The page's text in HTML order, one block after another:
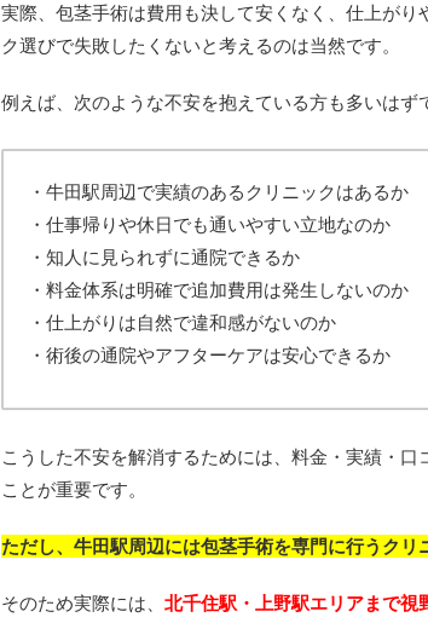
実際、包茎手術は費用も決して安くなく、仕上が
ク選びで失敗したくないと考えるのは当然です。
例えば、次のような不安を抱えている方も多いはず
・牛田駅周辺で実績のあるクリニックはあるか
・仕事帰りや休日でも通いやすい立地なのか
・知人に見られずに通院できるか
・料金体系は明確で追加費用は発生しないのか
・仕上がりは自然で違和感がないのか
・術後の通院やアフターケアは安心できるか
こうした不安を解消するためには、料金・実績・
ことが重要です。
ただし、牛田駅周辺には包茎手術を専門に行うクリ
そのため実際には、 北千住駅・上野駅エリアまで視